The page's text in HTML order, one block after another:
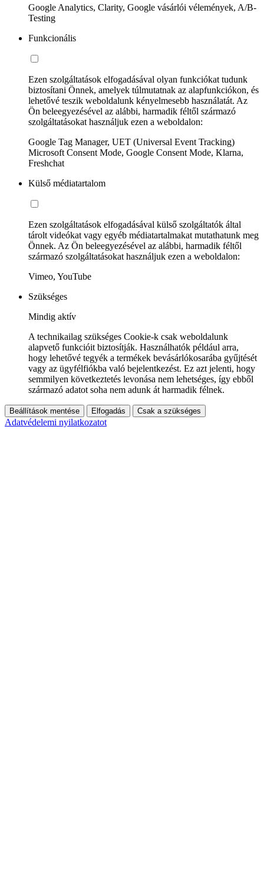
Google Analytics, Clarity, Google vásárlói vélemények, A/B-
Testing
Funkcionális
Ezen szolgáltatások elfogadásával olyan funkciókat tudunk
biztosítani Önnek, amelyek túlmutatnak az alapfunkciókon, és
lehetővé teszik weboldalunk kényelmesebb használatát. Az
Ön beleegyezésével az alábbi, harmadik féltől származó
szolgáltatásokat használjuk ezen a weboldalon:
Google Tag Manager, UET (Universal Event Tracking)
Microsoft Consent Mode, Google Consent Mode, Klarna,
Freshchat
Külső médiatartalom
Ezen szolgáltatások elfogadásával külső szolgáltatók által
tárolt videókat vagy egyéb médiatartalmakat mutathatunk meg
Önnek. Az Ön beleegyezésével az alábbi, harmadik féltől
származó szolgáltatásokat használjuk ezen a weboldalon:
Vimeo, YouTube
Szükséges
Mindig aktív
A technikailag szükséges Cookie-k csak weboldalunk
alapvető funkcióit biztosítják. Használhatók például arra,
hogy lehetővé tegyék a termékek bevásárlókosarába gyűjtését
vagy az ügyfélfiókba való bejelentkezést. Ez azt jelenti, hogy
semmilyen következtetés levonása nem lehetséges, így ebből
származó adatot soha nem adunk át harmadik félnek.
Beállítások mentése Elfogadás Csak a szükséges
Adatvédelemi nyilatkozatot